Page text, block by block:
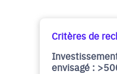
Critères de
envisagé :